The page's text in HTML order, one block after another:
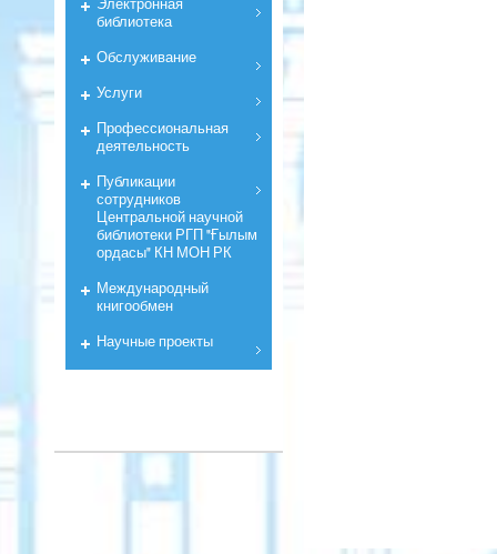
библиотека
Обслуживание
Услуги
Профессиональная
деятельность
Публикации
сотрудников
Центральной научной
библиотеки РГП "Ғылым
ордасы" КН МОН РК
Международный
книгообмен
Научные проекты